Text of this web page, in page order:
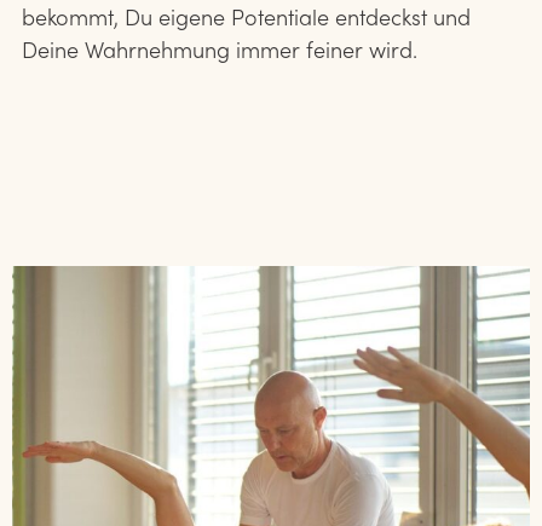
bekommt, Du eigene Potentiale entdeckst und
Deine Wahrnehmung immer feiner wird.